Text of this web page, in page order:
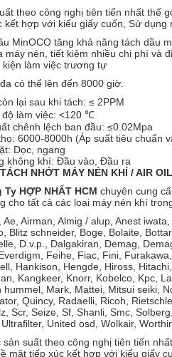
theo công nghị tiên tiến nhất thế
kết hợp với kiểu giấy cuốn, Sử dụng
MinOCO tăng khả năng tách dầu
máy nén, tiết kiệm nhiều chi phí và
kiện làm việc trương tự
có thể lên đến 8000 giờ.
lại sau khi tách: ≤ 2PPM
độ làm việc: <120 ℃
chênh lệch ban đầu: ≤0.02Mpa
6000-8000h (Áp suất tiêu chuẩn
Dọc, ngang
không khí: Đầu vào, Đầu ra
TÁCH NHỚT MÁY NÉN KHÍ / AIR
Ty HỢP NHẤT HCM chuyên cung
cho tất cả các loại máy nén khí
Ae, Airman, Almig / alup, Anest
Blitz schneider, Boge, Bolaite,
D.v.p., Dalgakiran, Demag,
Feihe, Fiac, Fini,
Hankison, Hengde, Hiross,
Kangkeer, Knorr, Kobelco, Kpc,
hummel, Mark, Mattei, Mitsui seiki,
Quincy, Radaelli, Ricoh,
Scr, Seize, Sf, Shanli, Smc,
United osd, Wolkair,
suất theo công nghị tiên tiến
mặt tiếp xúc kết hợp với kiểu giấy